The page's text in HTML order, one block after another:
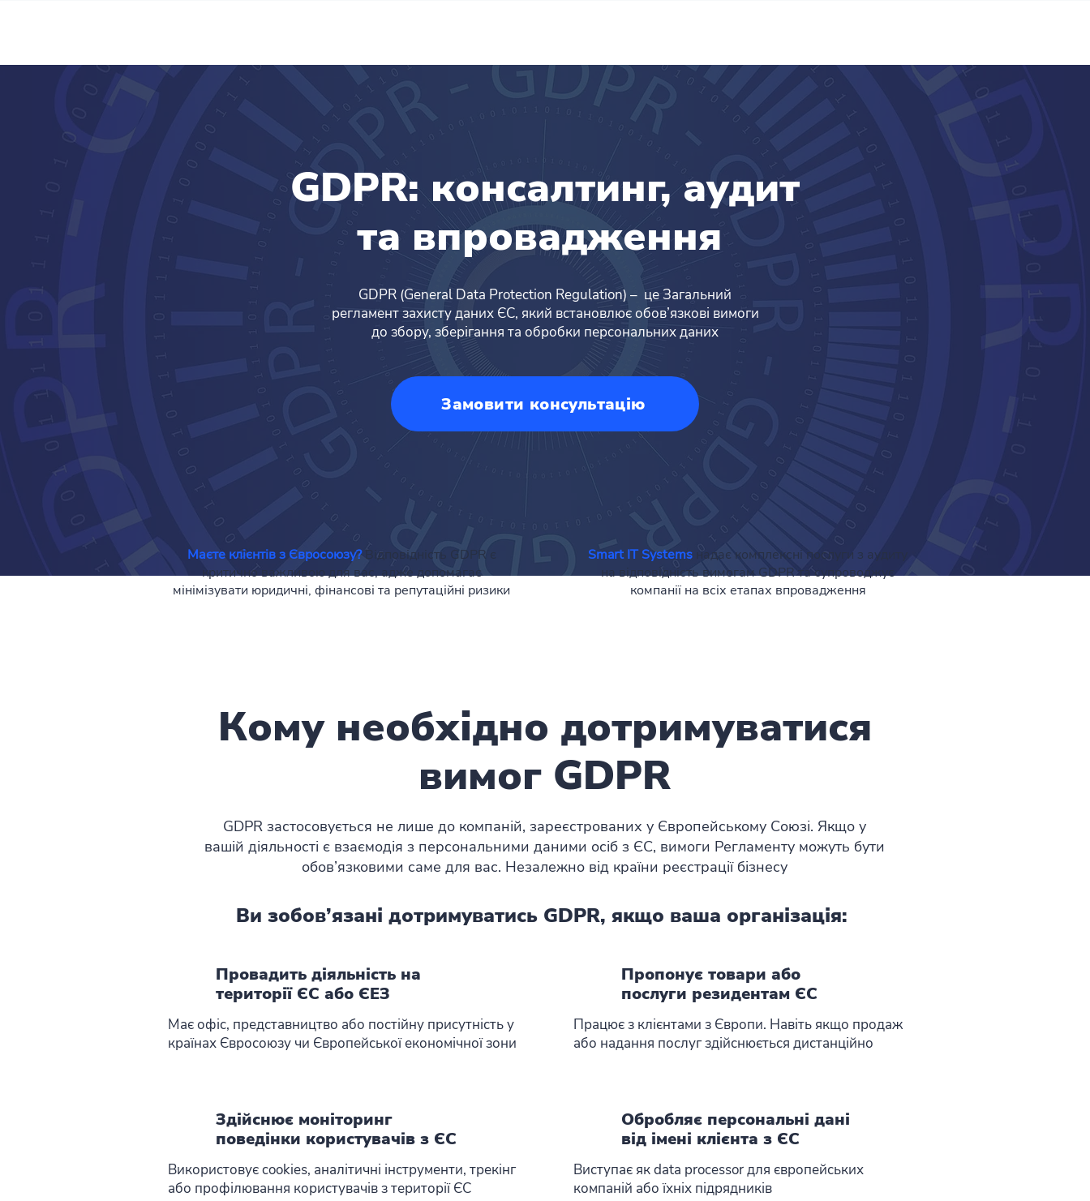
GDPR: консалтинг, аудит
та впровадження
GDPR (General Data Protection Regulation) – це Загальний
регламент захисту даних ЄС, який встановлює обов’язкові вимоги
до збору, зберігання та обробки персональних даних
Замовити консультацію
Маєте клієнтів з Євросоюзу?Відповідність GDPR є
критично важливою для вас, адже допомагає
мінімізувати юридичні, фінансові та репутаційні ризики
Smart IT Systems надає комплексні послуги з аудиту
на відповідність вимогам GDPR та супроводжує
компанії на всіх етапах впровадження
Кому необхідно дотримуватися
вимог GDPR
GDPR застосовується не лише до компаній, зареєстрованих у Європейському Союзі. Якщо у
вашій діяльності є взаємодія з персональними даними осіб з ЄС, вимоги Регламенту можуть бути
обов’язковими саме для вас. Незалежно від країни реєстрації бізнесу
Ви зобов’язані дотримуватись GDPR, якщо ваша організація:
Провадить діяльність на
території ЄС або ЄЕЗ
Має офіс, представництво або постійну присутність у
країнах Євросоюзу чи Європейської економічної зони
Пропонує товари або
послуги резидентам ЄС
Працює з клієнтами з Європи. Навіть якщо продаж
або надання послуг здійснюється дистанційно
Здійснює моніторинг
поведінки користувачів з ЄС
Використовує cookies, аналітичні інструменти, трекінг
або профілювання користувачів з території ЄС
Обробляє персональні дані
від імені клієнта з ЄС
Виступає як data processor для європейських
компаній або їхніх підрядників